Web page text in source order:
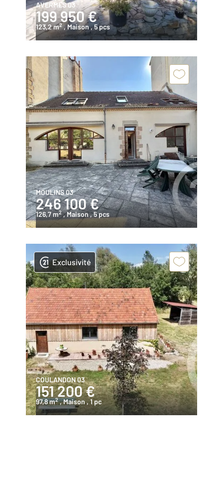
AVERMES 03
199 950 €
123,2 m2 , Maison, 5 pcs
MOULINS 03
246 100 €
126,7 m2 , Maison , 5 pcs
Exclusivité
COULANDON 03
151 200 €
97,8 m2 , Maison , 1 pc